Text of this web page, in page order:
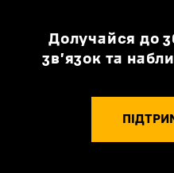
Долучайся до
зв’язок та